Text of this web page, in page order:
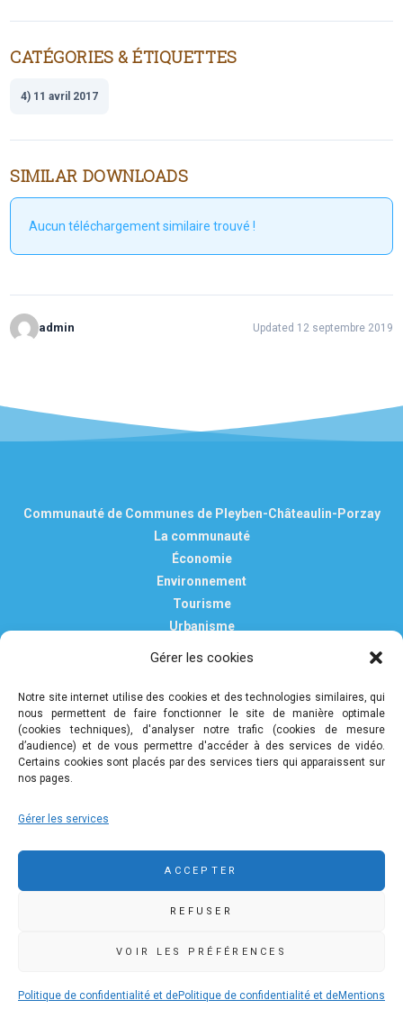
Gérer les cookies
Notre site internet utilise des cookies et des technologies similaires, qui
nous permettent de faire fonctionner le site de manière optimale
(cookies techniques), d'analyser notre trafic (cookies de mesure
d’audience) et de vous permettre d'accéder à des services de vidéo.
Certains cookies sont placés par des services tiers qui apparaissent sur
nos pages.
Gérer les services
ACCEPTER
REFUSER
VOIR LES PRÉFÉRENCES
Politique de confidentialité et dePolitique de confidentialité et deMentions
CATÉGORIES & ÉTIQUETTES
4) 11 avril 2017
SIMILAR DOWNLOADS
Aucun téléchargement similaire trouvé !
admin Updated 12 septembre 2019
Communauté de Communes de Pleyben-Châteaulin-Porzay
La communauté
Économie
Environnement
Tourisme
Urbanisme
Mentions légales
Politique de confidentialité et de protection des données
personnelles
02 98 86 36 46
www.ccpcp.bzh